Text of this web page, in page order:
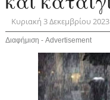
Κυριακή 3 Δεκεμβρίου 2023
Διαφήμιση - Advertisement